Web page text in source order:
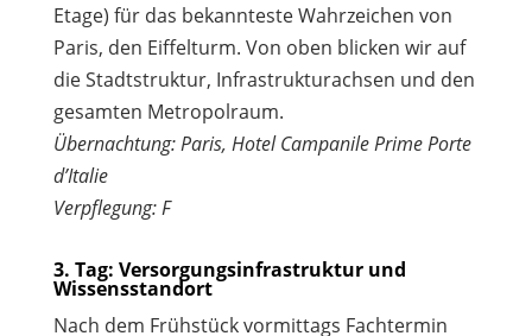
Etage) für das bekannteste Wahrzeichen von
Paris, den Eiffelturm. Von oben blicken wir auf
die Stadtstruktur, Infrastrukturachsen und den
gesamten Metropolraum.
Übernachtung: Paris, Hotel Campanile Prime Porte
d’Italie
Verpflegung: F
3. Tag: Versorgungsinfrastruktur und
Wissensstandort
Nach dem Frühstück vormittags Fachtermin